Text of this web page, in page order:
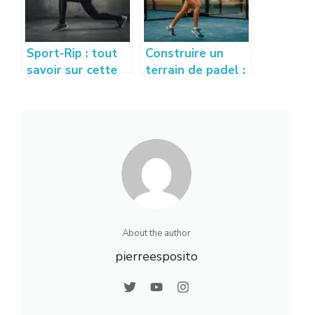
Sport-Rip : tout
savoir sur cette
Construire un
terrain de padel :
About the author
pierreesposito